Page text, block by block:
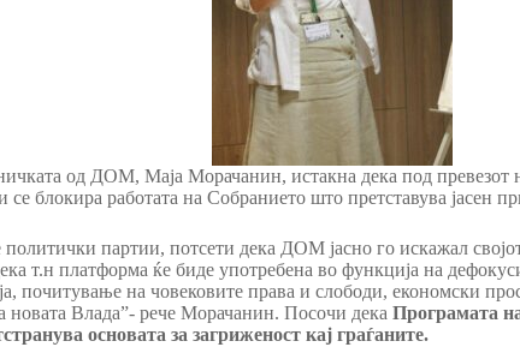
од ДОМ, Маја Морачанин, истакна дека под превезот
блокира работата на Собранието што претставува јасен
партии, потсети дека ДОМ јасно го искажал
т.н платформа ќе биде употребена во функција на
почитување на човековите права и слободи, економски
Влада”- рече Морачанин. Посочи декаПрограмата
основата за загриженост кај граѓаните.